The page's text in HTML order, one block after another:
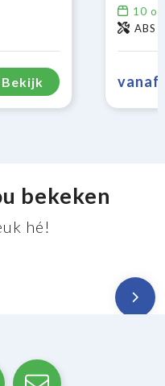
Bekijk
10
ABS
vanaf
bekeken
hé!